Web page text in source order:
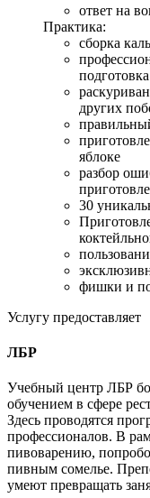
ответ на
Практика:
сборка
других
яблоке
разбор
30
фишки и
Услугу предоставляет
ЛБР
Учебный центр ЛБР
обучением в сфере
Здесь проводятся
профессионалов. В
пивоварению,
пивным сомелье.
умеют превращать